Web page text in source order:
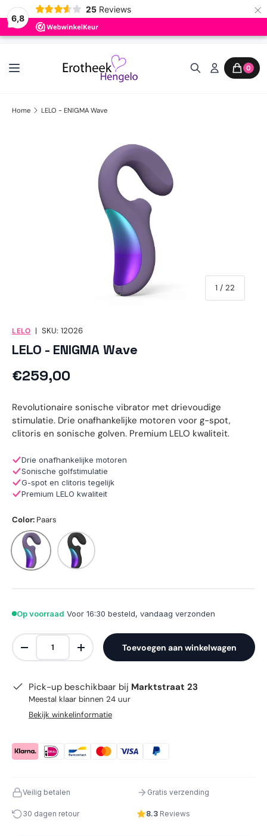
6,8
25 Reviews ×
Ga naar inhoud
0
Home LELO - ENIGMA Wave
Ga direct naar productinformatie
1 / van
22
LELO |SKU: 12026
LELO - ENIGMA Wave
Reguliere prijs
€259,00
Revolutionaire sonische vibrator met drievoudige
stimulatie. Drie onafhankelijke motoren voor g-spot,
clitoris en sonische golven. Premium LELO kwaliteit.
Drie onafhankelijke motoren
Sonische golfstimulatie
G-spot en clitoris tegelijk
Premium LELO kwaliteit
Color: Paars
Paars Zwart
Op voorraad Voor 16:30 besteld, vandaag verzonden
Aantal
Verlaag de hoeveelheidVerhoog de hoeveelheid
Toevoegen aan winkelwagen
Pick-up beschikbaar bij Marktstraat 23
Meestal klaar binnen 24 uur
Bekijk winkelinformatie
Veilig betalen Gratis verzending
30 dagen retour 8.3 Reviews